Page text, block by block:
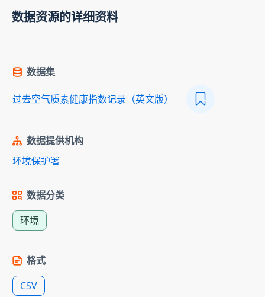
数据资源的详细资料
数据集
过去空气质素健康指数记录（英文版）
数据提供机构
环境保护署
数据分类
环境
格式
CSV